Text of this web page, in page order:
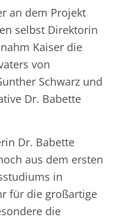
an dem Projekt
selbst Direktorin
Kaiser die
von
Schwarz und
Dr. Babette
Dr. Babette
aus dem ersten
in
für die großartige
die